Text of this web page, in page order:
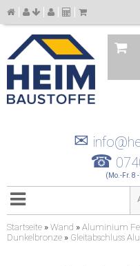
✉
☎
(Mo.-Fr. 8
Startseite » Wand » Aluminium
Dunkelbronze » Gleitabschluss